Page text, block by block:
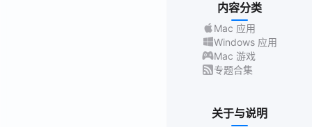
内容分类
Mac 应用
Windows 应用
Mac 游戏
专题合集
关于与说明